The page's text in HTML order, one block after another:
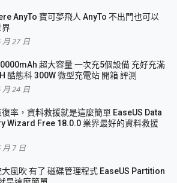
AnyTo 寶可夢飛人 AnyTo 不出門也可以
界
月 27 日
超大容量 一次充5個設備 充好充滿
酷態科 300W 微型充電站 開箱 評測
月 24 日
復率，資料救援就是這麼簡單 EaseUS Data
Wizard Free 18.0.0 業界最好的資料救援
月 7 日
風吹 有了 磁碟管理程式 EaseUS Partition